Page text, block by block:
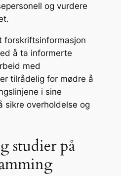
og vurdere
forskriftsinformasjon
å ta informerte
med
tilrådelig for mødre å
i sine
sikre overholdelse og
studier på